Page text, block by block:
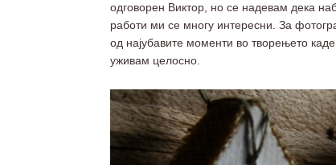
одговорен Виктор, но се надевам дека
работи ми се многу интересни. За
од најубавите моменти во творењето
уживам целосно.